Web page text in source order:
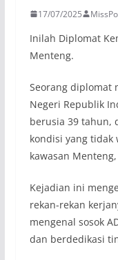
17/07/2025
Inilah Diplomat
Menteng.
Seorang diplomat
Negeri Republik
berusia 39 tahun,
kondisi yang tidak
kawasan
Kejadian ini
rekan-rekan
mengenal sosok
dan berdedikasi